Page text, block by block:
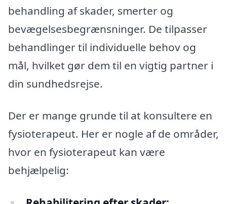
behandling af skader, smerter og
bevægelsesbegrænsninger. De tilpasser
behandlinger til individuelle behov og
mål, hvilket gør dem til en vigtig partner i
din sundhedsrejse.
Der er mange grunde til at konsultere en
fysioterapeut. Her er nogle af de områder,
hvor en fysioterapeut kan være
behjælpelig: